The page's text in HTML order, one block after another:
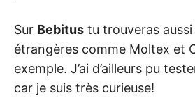
Sur Bebitus tu trouveras
étrangères comme Moltex et
exemple. J’ai d’ailleurs pu
car je suis très curieuse!